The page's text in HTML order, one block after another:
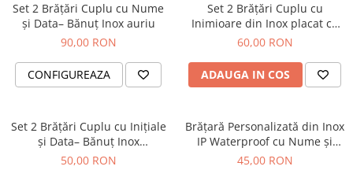
Set 2 Brățări Cuplu cu Nume
și Data– Bănuț Inox auriu
90,00 RON
CONFIGUREAZA
Set 2 Brățări Cuplu cu
Inimioare din Inox placat cu
Aur 18K – Personalizate
60,00 RON
ADAUGA IN COS
Set 2 Brățări Cuplu cu Inițiale
și Data– Bănuț Inox
Waterproof
50,00 RON
Brățară Personalizată din Inox
IP Waterproof cu Nume și
Simbol – Piatra Onix Negru
45,00 RON